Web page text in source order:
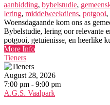
aanbidding, bybelstudie,
lering, middelweekdiens, potgooi,
Woensdagaande kom ons as
Bybelstudie, lering oor relevante
potgooi, getuienisse, en heerlike
More Info
Tieners
August 28, 2026
7:00 pm - 9:00 pm
A.G.S. Vaalpark